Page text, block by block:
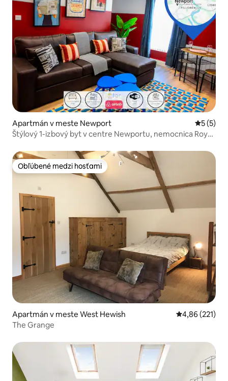
Apartmán v meste Newport
5 (5)
Štýlový 1-izbový byt v centre Newportu, nemocnica Royal
Obľúbené medzi hosťami
Obľúbené medzi hosťami
Apartmán v meste West Hewish Priemerné
4,86 (221)
The Grange